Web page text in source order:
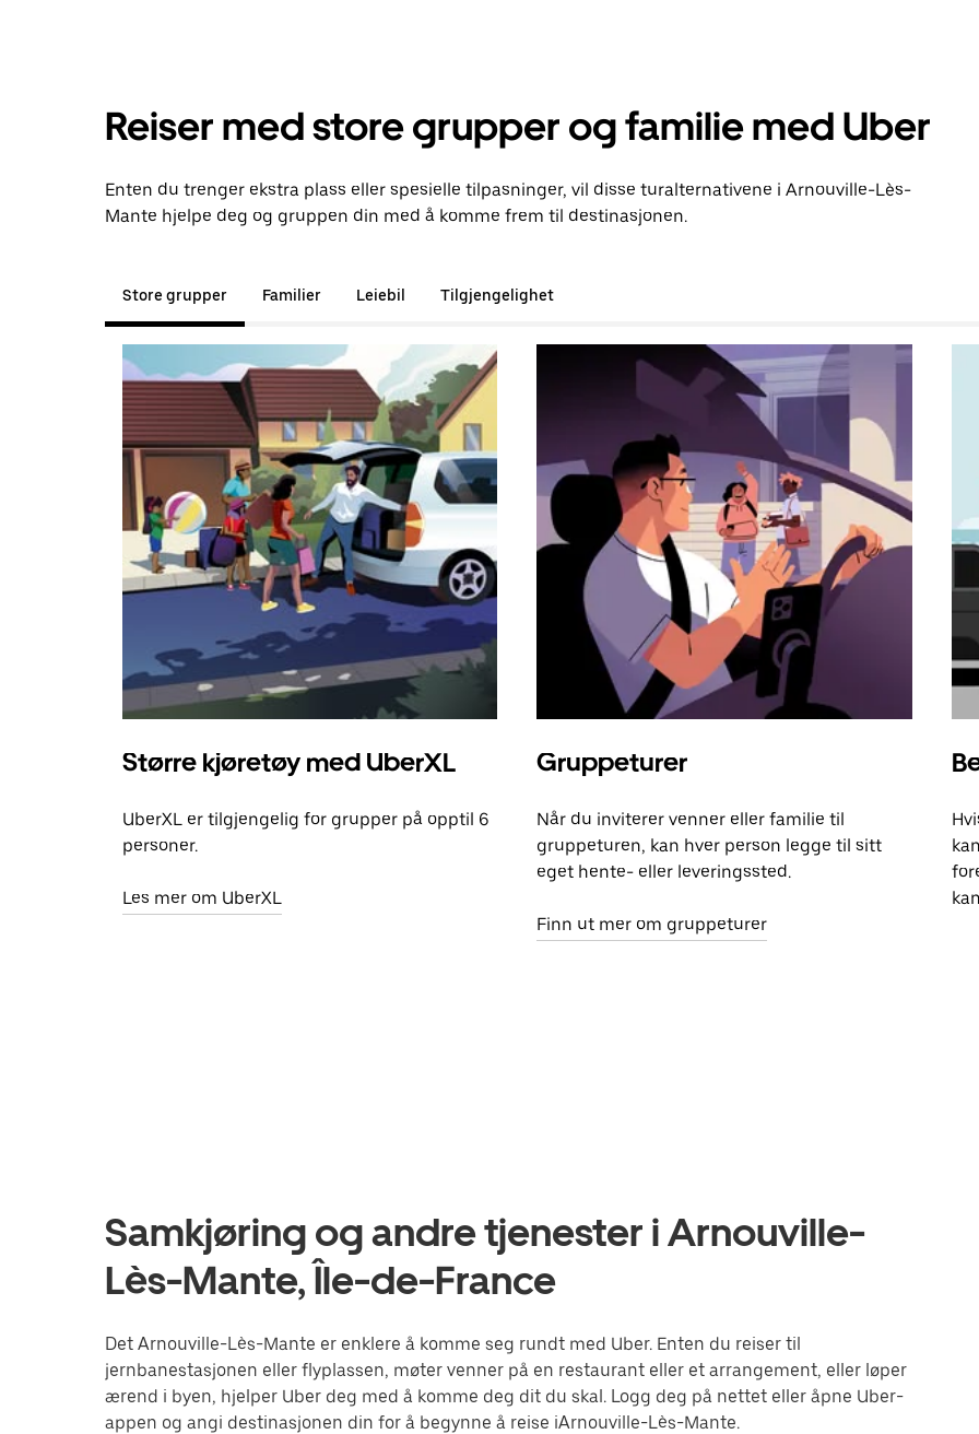
Reiser med store grupper og familie med Uber
Enten du trenger ekstra plass eller spesielle tilpasninger, vil disse turalternativene i Arnouville-Lès-
Mante hjelpe deg og gruppen din med å komme frem til destinasjonen.
Store grupper Familier Leiebil Tilgjengelighet
Større kjøretøy med UberXL
UberXL er tilgjengelig for grupper på opptil 6
personer.
Les mer om UberXL
Gruppeturer
Når du inviterer venner eller familie til
gruppeturen, kan hver person legge til sitt
eget hente- eller leveringssted.
Finn ut mer om gruppeturer
Samkjøring og andre tjenester i Arnouville-
Lès-Mante, Île-de-France
Det Arnouville-Lès-Mante er enklere å komme seg rundt med Uber. Enten du reiser til
jernbanestasjonen eller flyplassen, møter venner på en restaurant eller et arrangement, eller løper
ærend i byen, hjelper Uber deg med å komme deg dit du skal. Logg deg på nettet eller åpne Uber-
appen og angi destinasjonen din for å begynne å reise iArnouville-Lès-Mante.